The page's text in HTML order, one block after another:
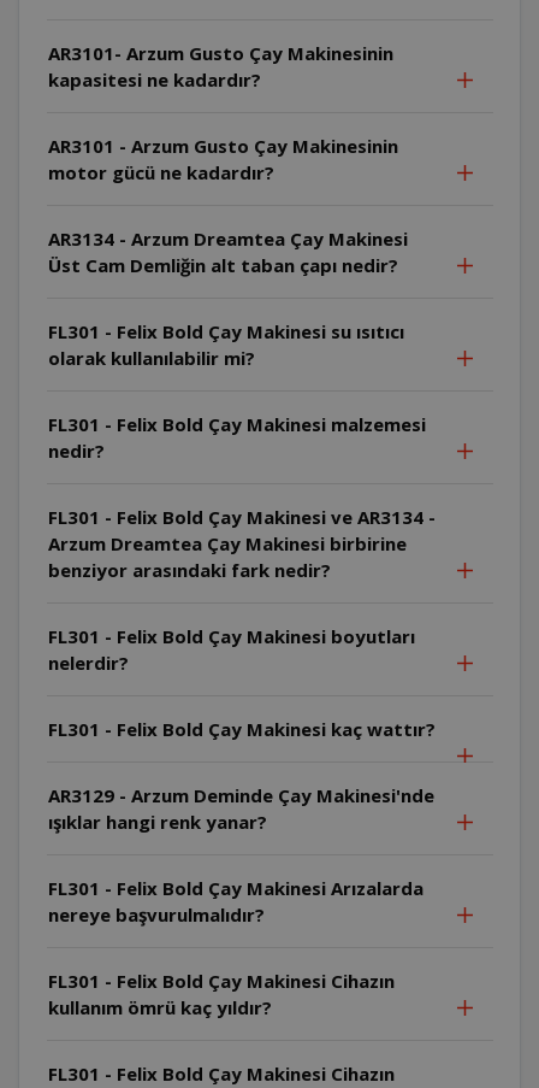
AR3101- Arzum Gusto Çay Makinesinin
kapasitesi ne kadardır?
AR3101 - Arzum Gusto Çay Makinesinin
motor gücü ne kadardır?
AR3134 - Arzum Dreamtea Çay Makinesi
Üst Cam Demliğin alt taban çapı nedir?
FL301 - Felix Bold Çay Makinesi su ısıtıcı
olarak kullanılabilir mi?
FL301 - Felix Bold Çay Makinesi malzemesi
nedir?
FL301 - Felix Bold Çay Makinesi ve AR3134 -
Arzum Dreamtea Çay Makinesi birbirine
benziyor arasındaki fark nedir?
FL301 - Felix Bold Çay Makinesi boyutları
nelerdir?
FL301 - Felix Bold Çay Makinesi kaç wattır?
AR3129 - Arzum Deminde Çay Makinesi'nde
ışıklar hangi renk yanar?
FL301 - Felix Bold Çay Makinesi Arızalarda
nereye başvurulmalıdır?
FL301 - Felix Bold Çay Makinesi Cihazın
kullanım ömrü kaç yıldır?
FL301 - Felix Bold Çay Makinesi Cihazın